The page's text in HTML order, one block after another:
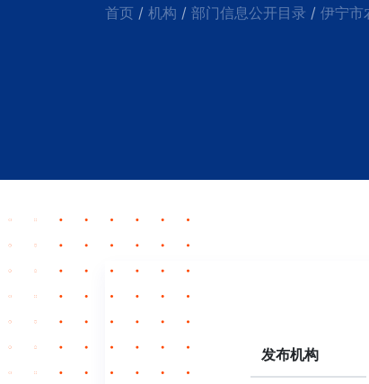
首页 / 机构 / 部门信息公开目录 / 伊宁市
发布机构